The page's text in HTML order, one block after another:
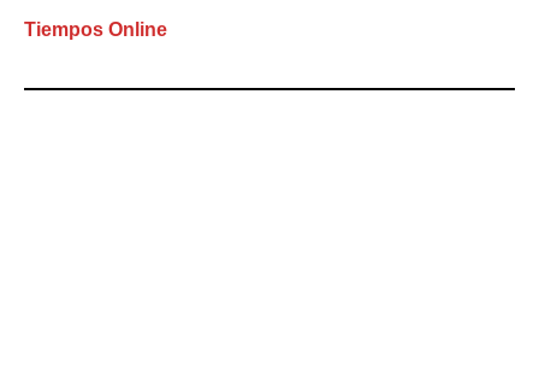
Tiempos Online